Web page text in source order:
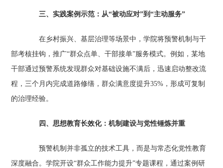
三、实践案例示范：从“被动应对”到“主动服务”
在乡村振兴、基层治理等场景中，学院将预警机制与干
部考核挂钩，推广“群众点单、干部接单”服务模式。例如，某地
干部通过预警系统发现群众对基础设施不满后，迅速启动整改流
程，三个月内完成道路修缮，群众满意度提升35%，形成可复制
的治理经验。
四、思想教育长效化：机制建设与党性锤炼并重
预警机制并非孤立的技术工具，而是与常态化党性教育
深度融合。学院开设“群众工作能力提升”专题课程，通过案例研